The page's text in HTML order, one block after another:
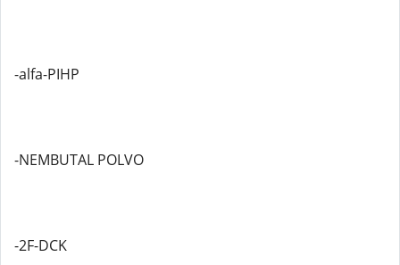
-alfa-PIHP
-NEMBUTAL POLVO
-2F-DCK